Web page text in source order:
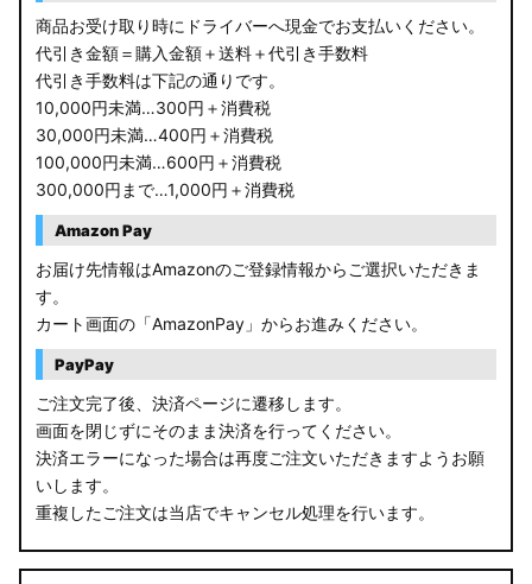
商品お受け取り時にドライバーへ現金でお支払いください。
代引き金額＝購入金額＋送料＋代引き手数料
代引き手数料は下記の通りです。
10,000円未満…300円＋消費税
30,000円未満…400円＋消費税
100,000円未満…600円＋消費税
300,000円まで…1,000円＋消費税
Amazon Pay
お届け先情報はAmazonのご登録情報からご選択いただきま
す。
カート画面の「AmazonPay」からお進みください。
PayPay
ご注文完了後、決済ページに遷移します。
画面を閉じずにそのまま決済を行ってください。
決済エラーになった場合は再度ご注文いただきますようお願
いします。
重複したご注文は当店でキャンセル処理を行います。